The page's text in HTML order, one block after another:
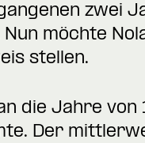
zwei
möchte
stellen.
die Jahre von
Der